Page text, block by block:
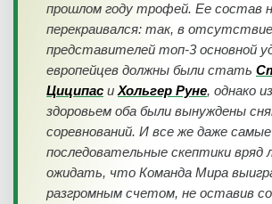
прошлом году трофей. Ее состав
перекраивался: так, в отсутствие
представителей топ-3 основной
европейцев должны были стать
Циципас и Хольгер Руне, однако
здоровьем оба были вынуждены
соревнований. И все же даже самые
последовательные скептики вряд
ожидать, что Команда Мира
разгромным счетом, не оставив